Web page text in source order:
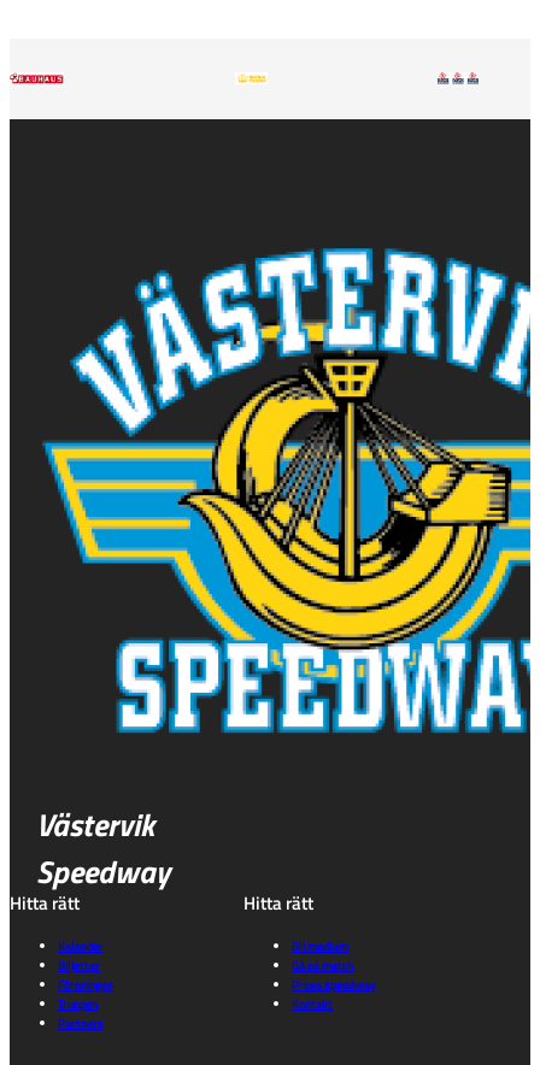
Västervik
Speedway
Hitta rätt
Kalender
Biljetter
Föreningen
Truppen
Partners
Hitta rätt
Bli medlem
Gå på match
Prova speedway
Kontakt